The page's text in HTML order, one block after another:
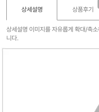
상세설명 상품후기
상세설명 이미지를 자유롭게 확대/축
니다.